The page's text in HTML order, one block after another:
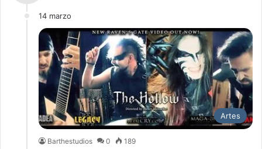
14 marzo
Artes
Barthestudios 0 189